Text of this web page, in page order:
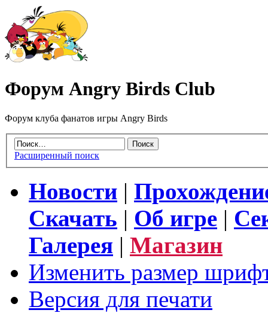
Форум Angry Birds Club
Форум клуба фанатов игры Angry Birds
Расширенный поиск
Новости |
Скачать | Об игре |
Галерея | Магазин
Изменить размер
Версия для печати